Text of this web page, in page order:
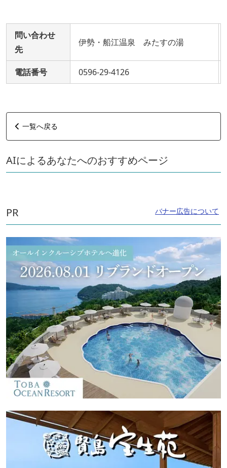
問い合わせ
先
伊勢・船江温泉 みたすの湯
電話番号 0596-29-4126
一覧へ戻る
AIによるあなたへのおすすめページ
PR バナー広告について